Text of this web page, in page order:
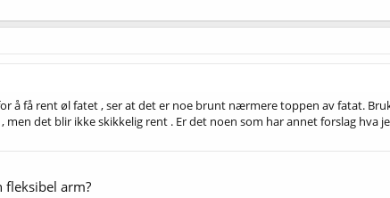
å få rent øl fatet , ser at det er noe brunt nærmere toppen av fatat.
men det blir ikke skikkelig rent . Er det noen som har annet forslag hva
fleksibel arm?